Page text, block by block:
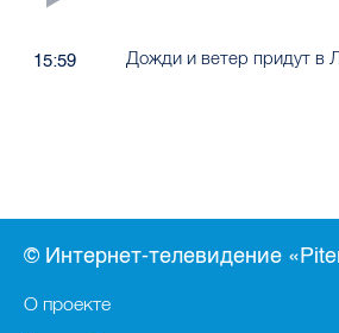
15:59 Дожди и ветер придут в
© Интернет-телевидение
О проекте